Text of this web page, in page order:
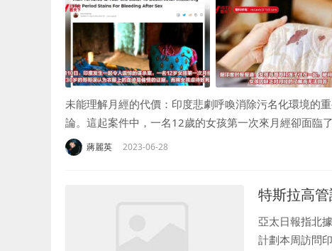
未能理解月經的代價：印度悲劇呼喚消除污名化環境的
論。這起案件中，一名12歲的女孩第一次來月經卻面臨
蔣麗英 2023-06-28
特斯拉高
亞太日報指北
計劃本周訪問